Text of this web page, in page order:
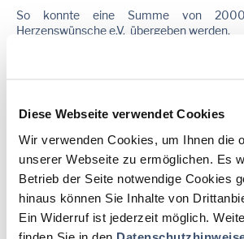
Diese Webseite verwendet Cookies
Wir verwenden Cookies, um Ihnen die
unserer Webseite zu ermöglichen. Es
Betrieb der Seite notwendige Cookies
hinaus können Sie Inhalte von
Ein Widerruf ist jederzeit möglich.
finden Sie in den
So konnte eine Summe von
Herzenswünsche e.V. übergeben werden.
Vielen Dank an alle, die zum Erreichen
generell zum Gelingen des
24.11.2015
ONLINE-ANMELDUNG 2016
freigeschaltet!